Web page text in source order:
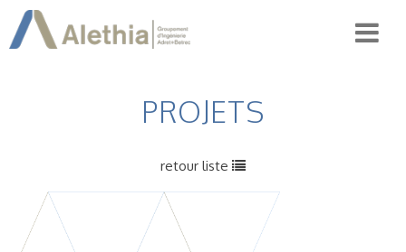
PROJETS
retour liste